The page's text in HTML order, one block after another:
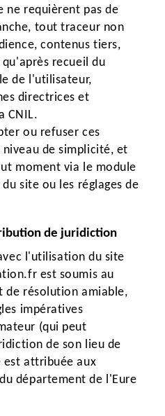
ne requièrent pas de
tout traceur non
contenus tiers,
recueil du
de l'utilisateur,
directrices et
CNIL.
ou refuser ces
de simplicité, et
moment via le module
site ou les réglages de
de juridiction
l'utilisation du site
est soumis au
de résolution amiable,
impératives
(qui peut
de son lieu de
est attribuée aux
département de l'Eure